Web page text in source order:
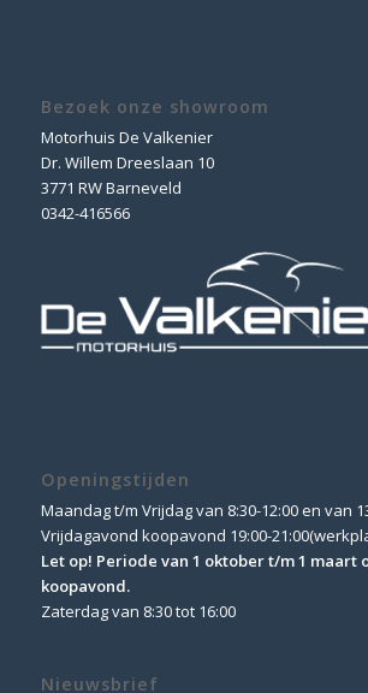
Bezoek onze showroom
Motorhuis De Valkenier
Dr. Willem Dreeslaan 10
3771 RW Barneveld
0342-416566
Openingstijden
Maandag t/m Vrijdag van 8:30-12:00 en van
Vrijdagavond koopavond 19:00-
Let op! Periode van 1 oktober t/m 1 maart
koopavond.
Zaterdag van 8:30 tot 16:00
Nieuwsbrief